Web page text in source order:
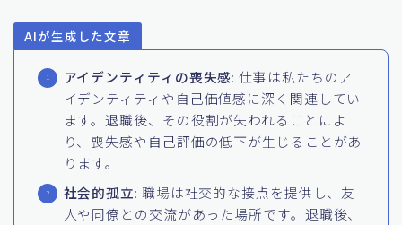
AIが生成した文章
アイデンティティの喪失感: 仕事は私たちのア
イデンティティや自己価値感に深く関連してい
ます。退職後、その役割が失われることによ
り、喪失感や自己評価の低下が生じることがあ
ります。
社会的孤立: 職場は社交的な接点を提供し、友
人や同僚との交流があった場所です。退職後、